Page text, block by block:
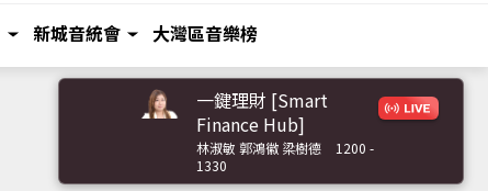
新城音統會 大灣區音樂榜
一鍵理財 [Smart
Finance Hub]
林淑敏 郭鴻徽 梁樹德
1200 -
1330